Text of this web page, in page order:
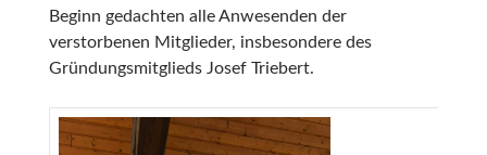
Beginn gedachten alle Anwesenden der
verstorbenen Mitglieder, insbesondere des
Gründungsmitglieds Josef Triebert.